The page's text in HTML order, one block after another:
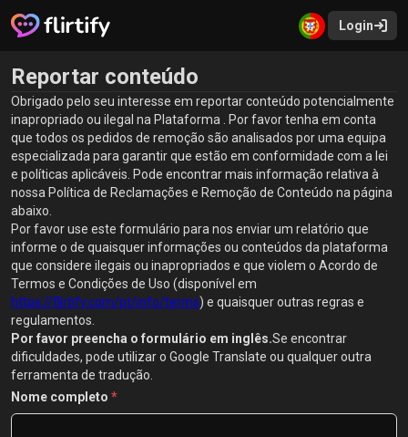
Login
Reportar conteúdo
Obrigado pelo seu interesse em reportar conteúdo potencialmente
inapropriado ou ilegal na Plataforma . Por favor tenha em conta
que todos os pedidos de remoção são analisados por uma equipa
especializada para garantir que estão em conformidade com a lei
e políticas aplicáveis. Pode encontrar mais informação relativa à
nossa Política de Reclamações e Remoção de Conteúdo na página
abaixo.
Por favor use este formulário para nos enviar um relatório que
informe o de quaisquer informações ou conteúdos da plataforma
que considere ilegais ou inapropriados e que violem o Acordo de
Termos e Condições de Uso (disponível em
https://flirtify.com/pt/info/terms) e quaisquer outras regras e
regulamentos.
Por favor preencha o formulário em inglês.Se encontrar
dificuldades, pode utilizar o Google Translate ou qualquer outra
ferramenta de tradução.
Nome completo *